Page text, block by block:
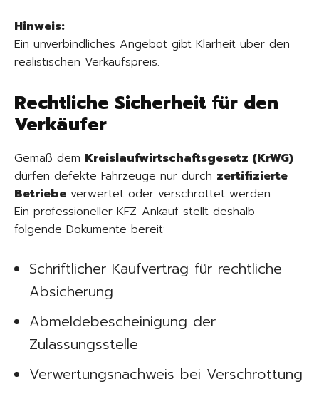
Hinweis:
Ein unverbindliches Angebot gibt Klarheit über den
realistischen Verkaufspreis.
Rechtliche Sicherheit für den
Verkäufer
Gemäß dem Kreislaufwirtschaftsgesetz (KrWG)
dürfen defekte Fahrzeuge nur durch zertifizierte
Betriebe verwertet oder verschrottet werden.
Ein professioneller KFZ-Ankauf stellt deshalb
folgende Dokumente bereit:
Schriftlicher Kaufvertrag für rechtliche
Absicherung
Abmeldebescheinigung der
Zulassungsstelle
Verwertungsnachweis bei Verschrottung